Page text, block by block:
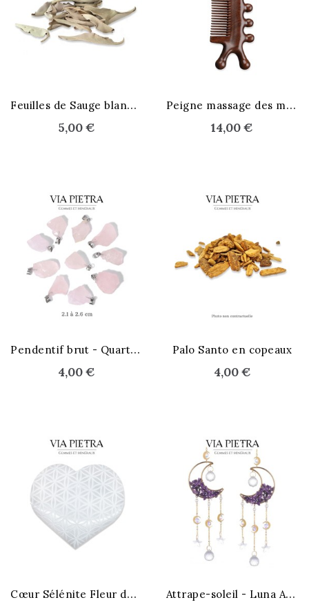
F
euilles de Sauge blanche
5,00 €
P
eigne massage des méridiens
14,00 €
P
endentif brut - Quartz rose
4,00 €
Palo Santo en copeaux
4,00 €
C
œur Sélénite Fleur de Vie A
ttrape-soleil - Luna Aura